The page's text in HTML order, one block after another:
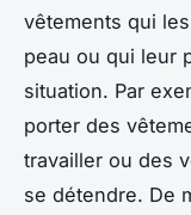
vêtements qui
peau ou qui leur
situation. Par
porter des
travailler ou des
se détendre. De